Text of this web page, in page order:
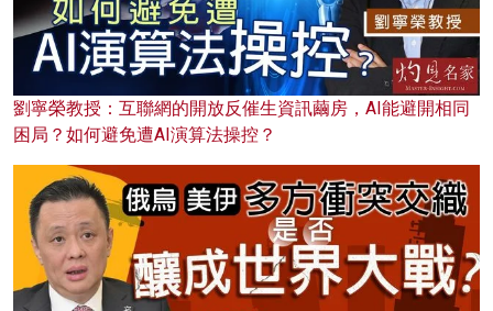
劉寧榮教授：互聯網的開放反催生資訊繭房，AI能避開相同
困局？如何避免遭AI演算法操控？